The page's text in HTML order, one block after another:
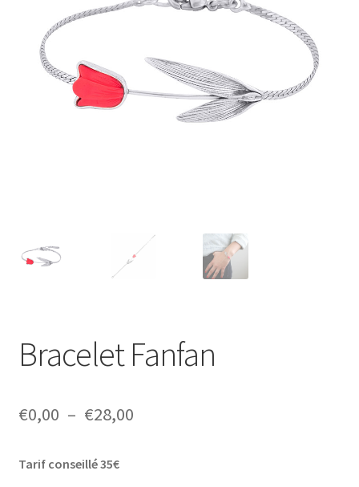
Mon compte
Ma Wishlist
Bracelet Fanfan
€0,00 – €28,00Plage
Tarif conseillé 35€